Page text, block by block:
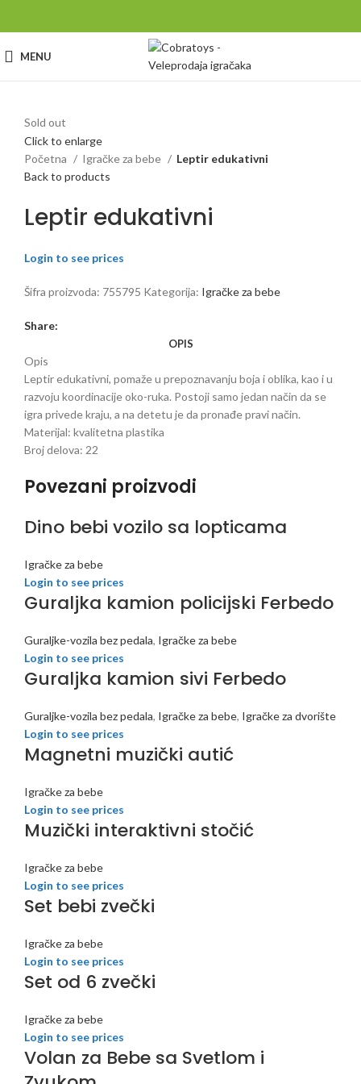
MENU
Sold out
Click to enlarge
Početna
Igračke za bebe
Leptir edukativni
Back to products
Leptir edukativni
Login to see prices
Šifra proizvoda: 755795 Kategorija: Igračke za bebe
Share:
OPIS
Opis
Leptir edukativni, pomaže u prepoznavanju boja i oblika, kao i u
razvoju koordinacije oko-ruka. Postoji samo jedan način da se
igra privede kraju, a na detetu je da pronađe pravi način.
Materijal: kvalitetna plastika
Broj delova: 22
Povezani proizvodi
Dino bebi vozilo sa lopticama
Igračke za bebe
Login to see prices
Guraljka kamion policijski Ferbedo
Guraljke-vozila bez pedala, Igračke za bebe
Login to see prices
Guraljka kamion sivi Ferbedo
Guraljke-vozila bez pedala, Igračke za bebe, Igračke za dvorište
Login to see prices
Magnetni muzički autić
Igračke za bebe
Login to see prices
Muzički interaktivni stočić
Igračke za bebe
Login to see prices
Set bebi zvečki
Igračke za bebe
Login to see prices
Set od 6 zvečki
Igračke za bebe
Login to see prices
Volan za Bebe sa Svetlom i